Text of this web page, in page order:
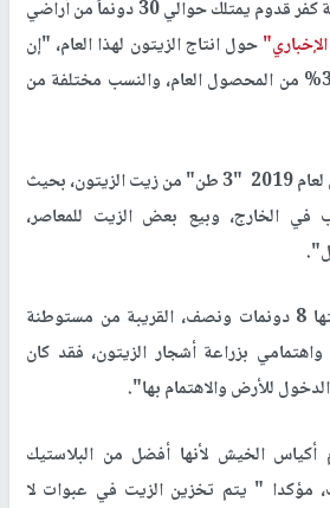
المزارع باسم برهم من قرية كفر قدوم يمتلك حوالي 30 دونماً من أراضي
حول انتاج الزيتون لهذا العام، "إن
نسبة الحصاد لا تتجاوز 30% من المحصول العام، والنسب مختلفة من
وأوضح برهم، "إن حصادي لعام 2019 "3 طن" من زيت الزيتون، بحيث
في الخارج، وبيع بعض الزيت للمعاصر،
وأضاف: لدي أرض مساحتها 8 دونمات ونصف، القريبة من مستوطنة
بزراعة أشجار الزيتون، فقد كان
للأرض والاهتمام بها".
الخيش لأنها أفضل من البلاستيك
مؤكدا " يتم تخزين الزيت في عبوات لا